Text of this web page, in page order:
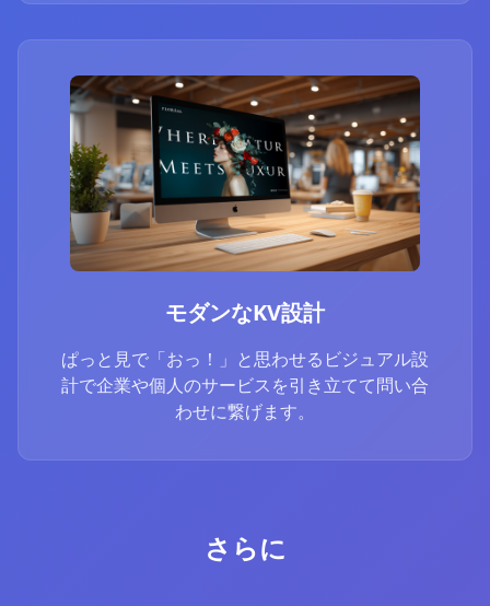
モダンなKV設計
ぱっと見で「おっ！」と思わせるビジュアル設
計で企業や個人のサービスを引き立てて問い合
わせに繋げます。
さらに